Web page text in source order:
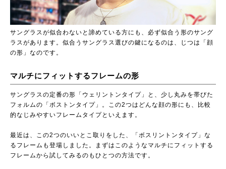
サングラスが似合わないと諦めている方にも、必ず似合う形のサング
ラスがあります。似合うサングラス選びの鍵になるのは、じつは「顔
の形」なのです。
マルチにフィットするフレームの形
サングラスの定番の形「ウェリントンタイプ」と、少し丸みを帯びた
フォルムの「ボストンタイプ」。この2つはどんな顔の形にも、比較
的なじみやすいフレームタイプといえます。
最近は、この2つのいいとこ取りをした、「ボスリントンタイプ」な
るフレームも登場しました。まずはこのようなマルチにフィットする
フレームから試してみるのもひとつの方法です。